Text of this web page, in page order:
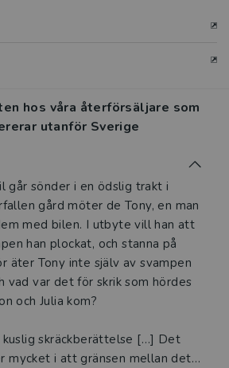
hos våra återförsäljare som
utanför Sverige
går sönder i en ödslig trakt i
gård möter de Tony, en man
med bilen. I utbyte vill han att
han plockat, och stanna på
äter Tony inte själv av svampen
vad var det för skrik som hördes
och Julia kom?
kuslig skräckberättelse […] Det
mycket i att gränsen mellan det